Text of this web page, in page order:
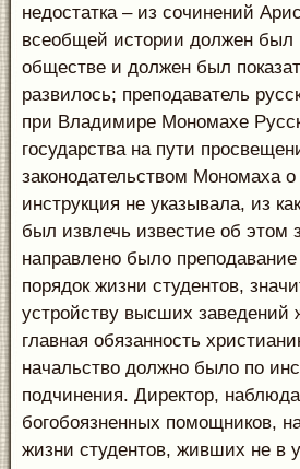
недостатка – из сочинений
всеобщей истории должен был
обществе и должен был
развилось; преподаватель
при Владимире Мономахе
государства на пути
законодательством Мономаха
инструкция не указывала, из
был извлечь известие об этом
направлено было
порядок жизни студентов,
устройству высших заведений
главная обязанность
начальство должно было по
подчинения. Директор,
богобоязненных помощников,
жизни студентов, живших не в